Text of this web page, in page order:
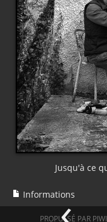
Jusqu'à ce
Informations
PROPULSÉ PAR